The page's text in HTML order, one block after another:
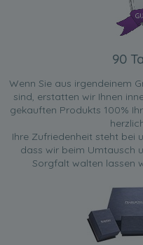
90
Wenn Sie aus irgendeinem
sind, erstatten wir Ihnen
gekauften Produkts 100%
Ihre Zufriedenheit steht bei
dass wir beim Umtausch
Sorgfalt walten lassen